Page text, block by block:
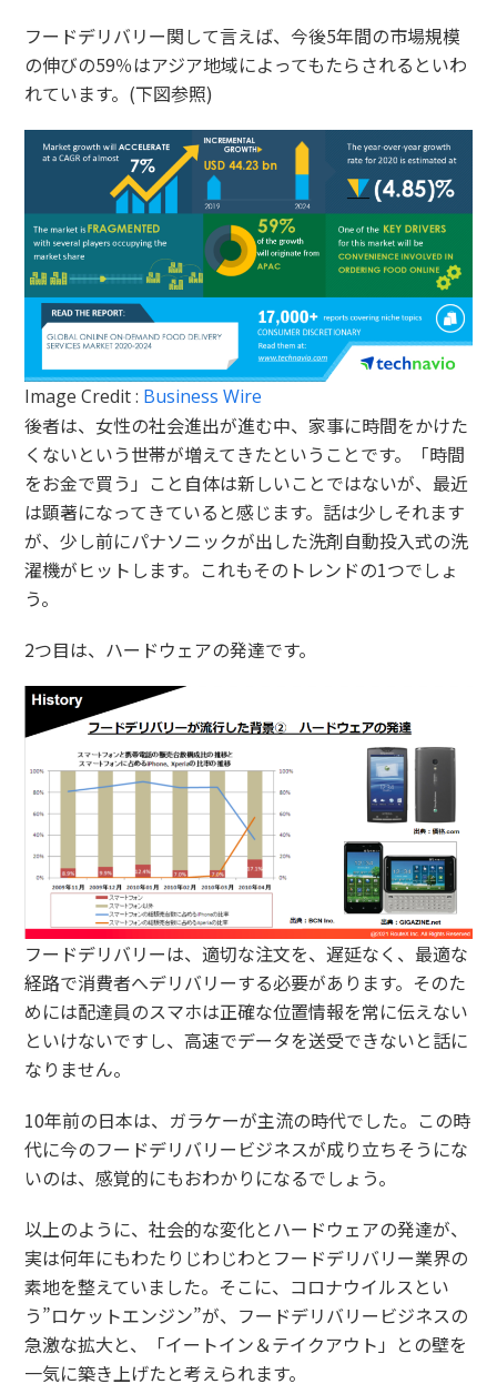
フードデリバリー関して言えば、今後5年間の市場規模
の伸びの59％はアジア地域によってもたらされるといわ
れています。(下図参照)
Image Credit : Business Wire
後者は、女性の社会進出が進む中、家事に時間をかけた
くないという世帯が増えてきたということです。「時間
をお金で買う」こと自体は新しいことではないが、最近
は顕著になってきていると感じます。話は少しそれます
が、少し前にパナソニックが出した洗剤自動投入式の洗
濯機がヒットします。これもそのトレンドの1つでしょ
う。
2つ目は、ハードウェアの発達です。
フードデリバリーは、適切な注文を、遅延なく、最適な
経路で消費者へデリバリーする必要があります。そのた
めには配達員のスマホは正確な位置情報を常に伝えない
といけないですし、高速でデータを送受できないと話に
なりません。
10年前の日本は、ガラケーが主流の時代でした。この時
代に今のフードデリバリービジネスが成り立ちそうにな
いのは、感覚的にもおわかりになるでしょう。
以上のように、社会的な変化とハードウェアの発達が、
実は何年にもわたりじわじわとフードデリバリー業界の
素地を整えていました。そこに、コロナウイルスとい
う”ロケットエンジン”が、フードデリバリービジネスの
急激な拡大と、「イートイン＆テイクアウト」との壁を
一気に築き上げたと考えられます。